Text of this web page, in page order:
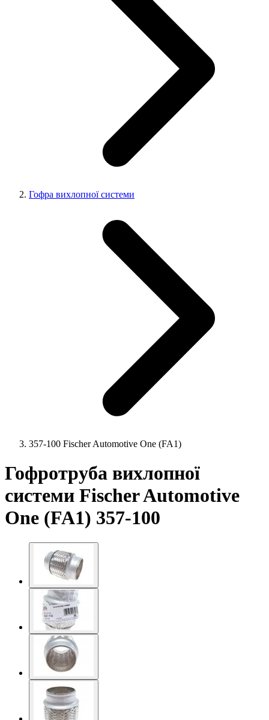
Гофра вихлопної системи
357-100 Fischer Automotive One (FA1)
Гофротруба вихлопної
системи Fischer Automotive
One (FA1) 357-100